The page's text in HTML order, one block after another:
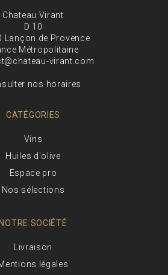
Chateau Virant
D 10
Lançon de Provence
Métropolitaine
virant.com
nos horaires
CATÉGORIES
Vins
Huiles d'olive
Espace pro
Nos sélections
NOTRE SOCIÉTÉ
Livraison
légales